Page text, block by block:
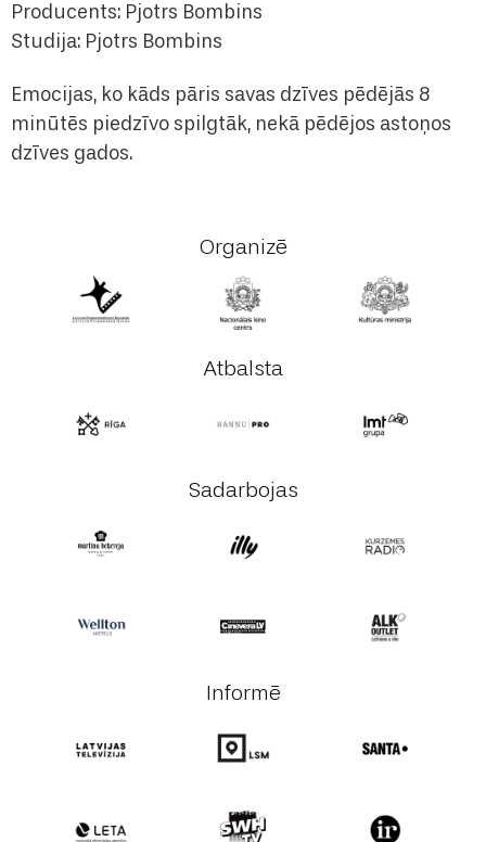
Producents: Pjotrs Bombins
Studija: Pjotrs Bombins
Emocijas, ko kāds pāris savas dzīves pēdējās 8
minūtēs piedzīvo spilgtāk, nekā pēdējos astoņos
dzīves gados.
Organizē
Atbalsta
Sadarbojas
Informē